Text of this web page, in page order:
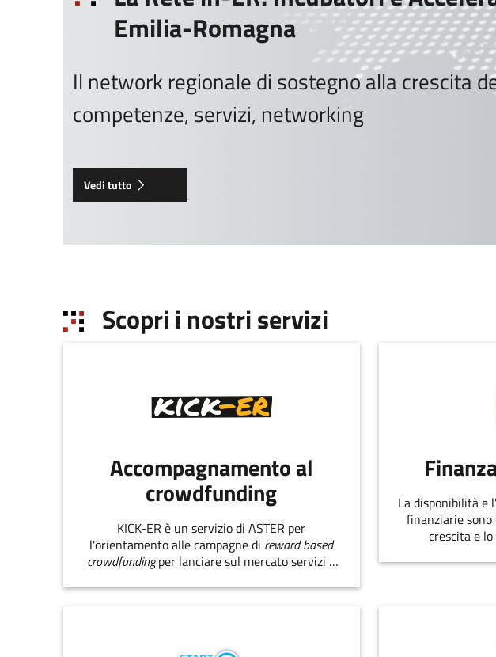
Emilia-Romagna
Il network regionale di sostegno alla crescita
competenze, servizi, networking
Vedi tutto
Scopri i nostri servizi
Accompagnamento al
crowdfunding
KICK-ER è un servizio di ASTER per
l'orientamento alle campagne di reward based
crowdfundingper lanciare sul mercato servizi e
La disponibilità e
finanziarie
crescita e lo